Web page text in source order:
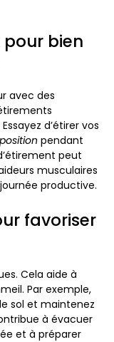
bien
avec des
Essayez d’étirer vos
pendant
peut
musculaires
productive.
favoriser
Cela aide à
Par exemple,
sol et maintenez
à évacuer
et à préparer